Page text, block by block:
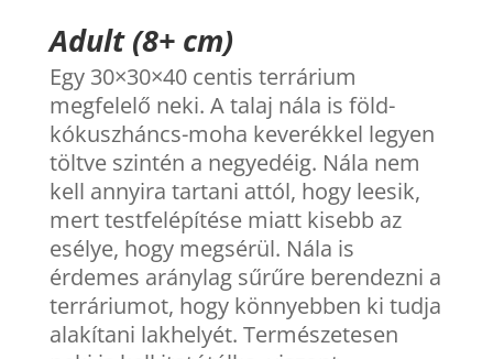
Adult (8+ cm)
Egy 30×30×40 centis terrárium
megfelelő neki. A talaj nála is föld-
kókuszháncs-moha keverékkel legyen
töltve szintén a negyedéig. Nála nem
kell annyira tartani attól, hogy leesik,
mert testfelépítése miatt kisebb az
esélye, hogy megsérül. Nála is
érdemes aránylag sűrűre berendezni a
terráriumot, hogy könnyebben ki tudja
alakítani lakhelyét. Természetesen